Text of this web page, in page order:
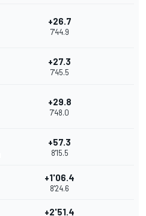
+26.7
7'44.9
+27.3
7'45.5
+29.8
7'48.0
+57.3
8'15.5
+1'06.4
8'24.6
+2'51.4